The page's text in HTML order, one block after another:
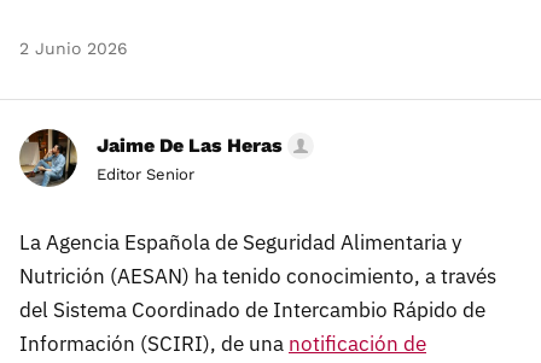
2 Junio 2026
Jaime De Las Heras
Editor Senior
La Agencia Española de Seguridad Alimentaria y
Nutrición (AESAN) ha tenido conocimiento, a través
del Sistema Coordinado de Intercambio Rápido de
Información (SCIRI), de una notificación de